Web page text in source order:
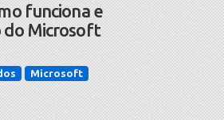
funciona e
do Microsoft
Microsoft